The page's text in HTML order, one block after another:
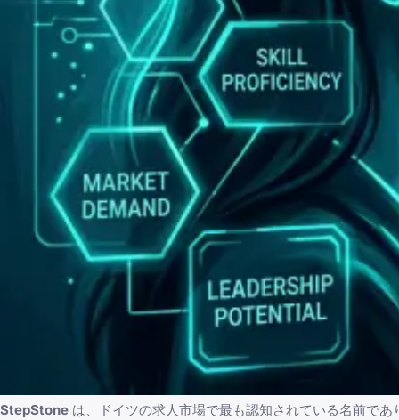
StepStone は、ドイツの求人市場で最も認知されている名前で